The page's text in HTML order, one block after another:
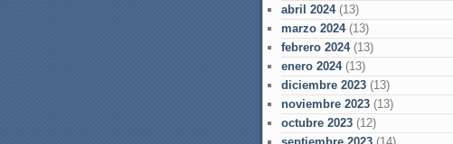
abril 2024(13)
marzo 2024(13)
febrero 2024(13)
enero 2024(13)
diciembre 2023 (13)
noviembre 2023 (13)
octubre 2023 (12)